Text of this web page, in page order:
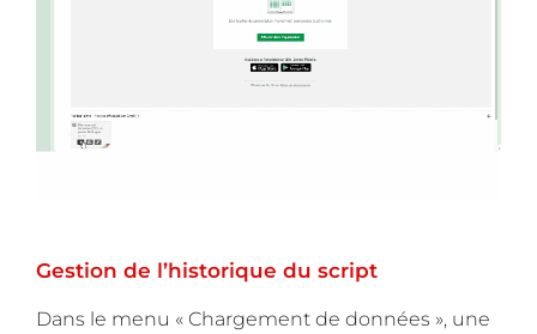
Gestion de l’historique du script
Dans le menu « Chargement de données », une